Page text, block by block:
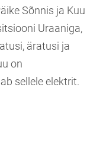
Sõnnis ja Kuu
Uraaniga,
äratusi ja
on
sellele elektrit.